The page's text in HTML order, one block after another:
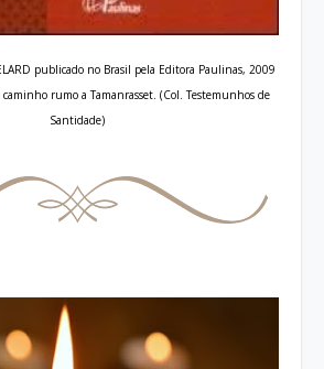
publicado no Brasil pela Editora Paulinas, 2009
caminho rumo a Tamanrasset. (Col. Testemunhos de
Santidade)